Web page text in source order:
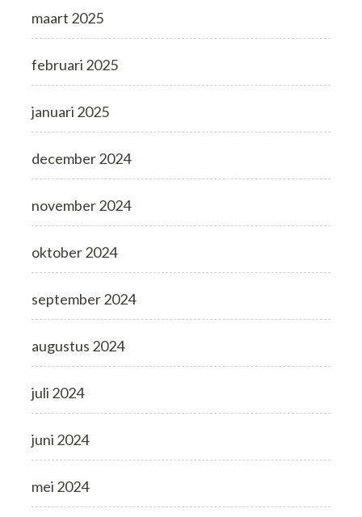
maart 2025
februari 2025
januari 2025
december 2024
november 2024
oktober 2024
september 2024
augustus 2024
juli 2024
juni 2024
mei 2024